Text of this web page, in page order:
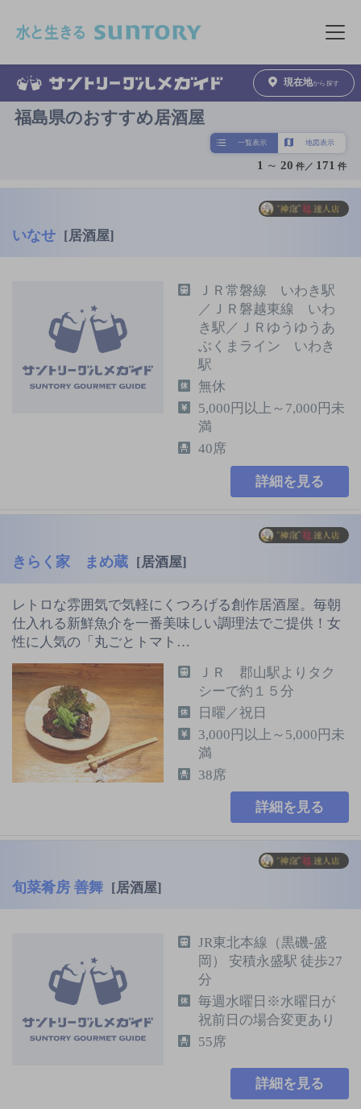
メニュ
現在地から探す
福島県のおすすめ居酒屋
一覧表示 地図表示
1 ～ 20 件／ 171 件
いなせ [居酒屋]
ＪＲ常磐線 いわき駅
／ＪＲ磐越東線 いわ
き駅／ＪＲゆうゆうあ
ぶくまライン いわき
駅
無休
5,000円以上～7,000円未
満
40席
詳細を見る
きらく家 まめ蔵 [居酒屋]
レトロな雰囲気で気軽にくつろげる創作居酒屋。毎朝
仕入れる新鮮魚介を一番美味しい調理法でご提供！女
性に人気の「丸ごとトマト…
ＪＲ 郡山駅よりタク
シーで約１５分
日曜／祝日
3,000円以上～5,000円未
満
38席
詳細を見る
旬菜肴房 善舞 [居酒屋]
JR東北本線（黒磯-盛
岡） 安積永盛駅 徒歩27
分
毎週水曜日※水曜日が
祝前日の場合変更あり
55席
詳細を見る